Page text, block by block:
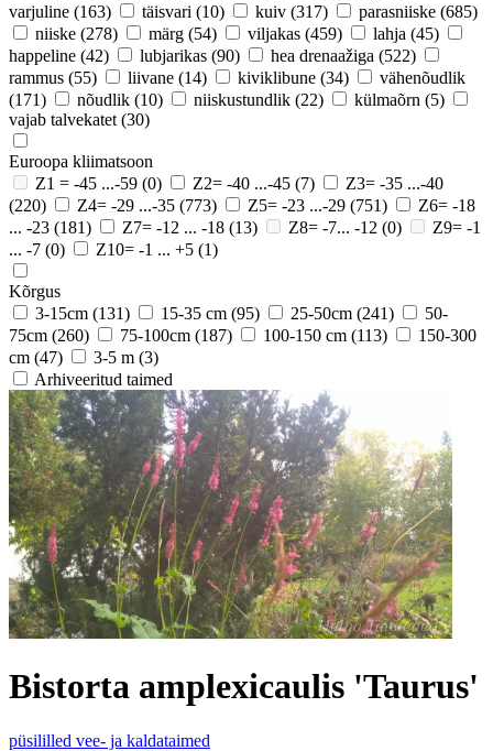
varjuline (163) täisvari (10) kuiv (317) parasniiske (685)
niiske (278) märg (54) viljakas (459) lahja (45)
happeline (42) lubjarikas (90) hea drenaažiga (522)
rammus (55) liivane (14) kiviklibune (34)
vähenõudlik
(171)
nõudlik (10) niiskustundlik (22) külmaõrn (5)
vajab talvekatet (30)
Euroopa kliimatsoon
Z1 = -45 ...-59 (0) Z2= -40 ...-45 (7)
Z3= -35 ...-40
(220)
Z4= -29 ...-35 (773) Z5= -23 ...-29 (751)
Z6= -18
... -23 (181) Z7= -12 ... -18 (13) Z8= -7... -12 (0)
Z9= -1
... -7 (0) Z10= -1 ... +5 (1)
Kõrgus
3-15cm (131) 15-35 cm (95) 25-50cm (241)
50-
75cm (260) 75-100cm (187) 100-150 cm (113)
150-300
cm (47) 3-5 m (3)
Arhiveeritud taimed
Bistorta amplexicaulis 'Taurus'
püsililled vee- ja kaldataimed